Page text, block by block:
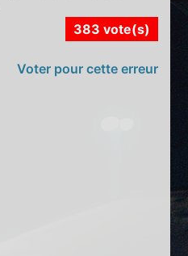
383 vote(s)
Voter pour cette erreur